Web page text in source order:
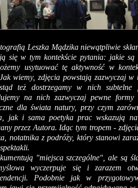
Leszka Mądzika niewątpliwie
się w tym kontekście pytania: jakie są
usytuować tę aktywność w
wiemy, zdjęcia powstają zazwyczaj w
też dostrzegamy w nich subtelne
na nich zazwyczaj pewne formy
dla świata natury, przy czym
jak i sama poetyka prac wskazują
przez Autora. Idąc tym tropem -
notatnika z podróży, który stanowi
"miejsca szczególne", ale są
wyczerpuje się i zarazem
Podobnie jak w